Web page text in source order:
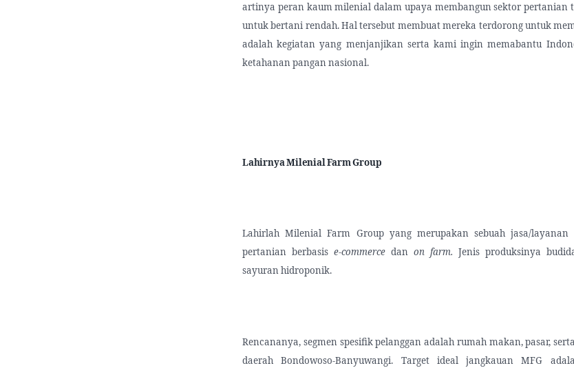
artinya peran kaum milenial dalam upaya membangun sektor pertanian
untuk bertani rendah. Hal tersebut membuat mereka terdorong untuk
adalah kegiatan yang menjanjikan serta kami ingin memabantu
ketahanan pangan nasional.
Lahirnya Milenial Farm Group
Lahirlah Milenial Farm Group yang merupakan sebuah jasa/
pertanian berbasis e-commerce dan on farm. Jenis produksinya
sayuran hidroponik.
Rencananya, segmen spesifik pelanggan adalah rumah makan, pasar, serta
daerah Bondowoso-Banyuwangi. Target ideal jangkauan MFG